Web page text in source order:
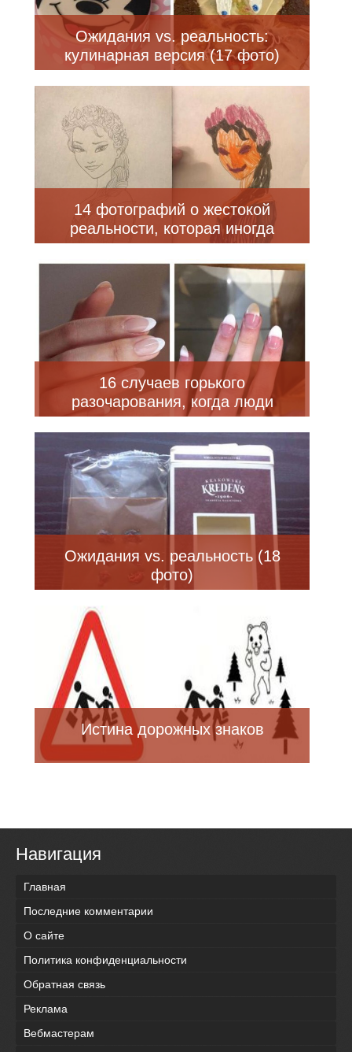
Ожидания vs. реальность:
кулинарная версия (17 фото)
14 фотографий о жестокой
реальности, которая иногда
расходится с ожиданиями
16 случаев горького
разочарования, когда люди
поняли, что ожидания не всегда
совпадают с реальностью
Ожидания vs. реальность (18
фото)
Истина дорожных знаков
Навигация
Главная
Последние комментарии
О сайте
Политика конфиденциальности
Обратная связь
Реклама
Вебмастерам